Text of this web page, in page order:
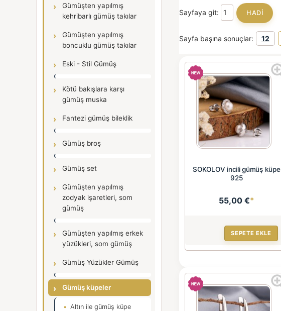
Gümüşten yapılmış
kehribarlı gümüş takılar
Gümüşten yapılmış
boncuklu gümüş takılar
Eski - Stil Gümüş
Kötü bakışlara karşı
gümüş muska
Fantezi gümüş bileklik
Gümüş broş
Gümüş set
Gümüşten yapılmış
zodyak işaretleri, som
gümüş
Gümüşten yapılmış erkek
yüzükleri, som gümüş
Gümüş Yüzükler Gümüş
Gümüş küpeler
Altın ile gümüş küpe
Sayfaya git:
Sayfa başına sonuçlar: 12
SOKOLOV incili gümüş küpe
925
55,00 €*
SEPETE EKLE